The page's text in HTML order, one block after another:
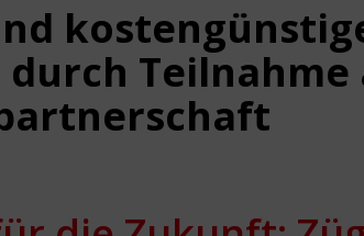
Teilnahme